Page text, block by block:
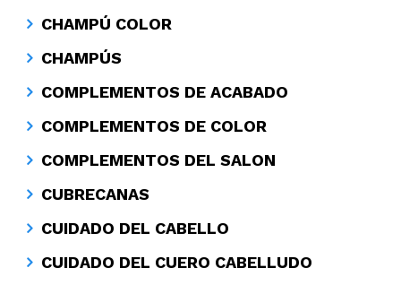
CHAMPÚ COLOR
CHAMPÚS
COMPLEMENTOS DE ACABADO
COMPLEMENTOS DE COLOR
COMPLEMENTOS DEL SALON
CUBRECANAS
CUIDADO DEL CABELLO
CUIDADO DEL CUERO CABELLUDO